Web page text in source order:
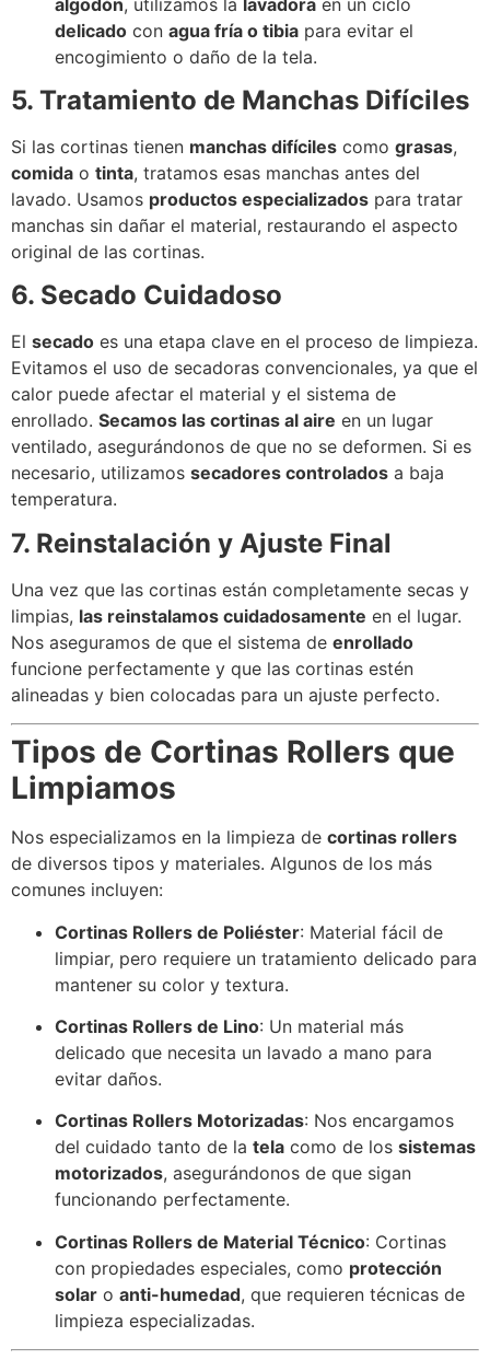
delicado con agua fría o tibia para evitar el
encogimiento o daño de la tela.
5. Tratamiento de Manchas Difíciles
Si las cortinas tienen manchas difíciles como grasas,
comida o tinta, tratamos esas manchas antes del
lavado. Usamos productos especializados para tratar
manchas sin dañar el material, restaurando el aspecto
original de las cortinas.
6. Secado Cuidadoso
El secado es una etapa clave en el proceso de limpieza.
Evitamos el uso de secadoras convencionales, ya que el
calor puede afectar el material y el sistema de
enrollado. Secamos las cortinas al aire en un lugar
ventilado, asegurándonos de que no se deformen. Si es
necesario, utilizamos secadores controlados a baja
temperatura.
7. Reinstalación y Ajuste Final
Una vez que las cortinas están completamente secas y
limpias, las reinstalamos cuidadosamente en el lugar.
Nos aseguramos de que el sistema de enrollado
funcione perfectamente y que las cortinas estén
alineadas y bien colocadas para un ajuste perfecto.
Tipos de Cortinas Rollers que
Limpiamos
Nos especializamos en la limpieza de cortinas rollers
de diversos tipos y materiales. Algunos de los más
comunes incluyen:
Cortinas Rollers de Poliéster: Material fácil de
limpiar, pero requiere un tratamiento delicado para
mantener su color y textura.
Cortinas Rollers de Lino: Un material más
delicado que necesita un lavado a mano para
evitar daños.
Cortinas Rollers Motorizadas: Nos encargamos
del cuidado tanto de la tela como de los sistemas
motorizados, asegurándonos de que sigan
funcionando perfectamente.
Cortinas Rollers de Material Técnico: Cortinas
con propiedades especiales, como protección
solar o anti-humedad, que requieren técnicas de
limpieza especializadas.